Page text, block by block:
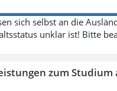
sich selbst an die
unklar ist! Bitte
zum Studium